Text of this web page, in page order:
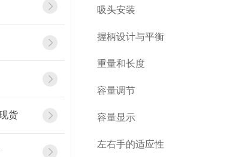
货
吸头安装
握柄设计与平衡
重量和长度
容量调节
容量显示
左右手的适应性